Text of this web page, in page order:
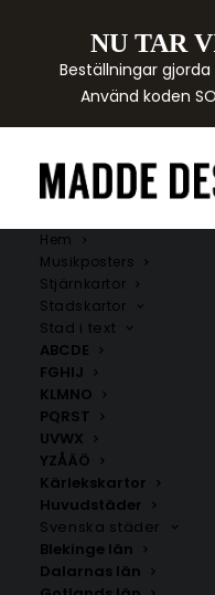
NU TAR
Beställningar
Använd koden
Hem
Musikposters
Stjärnkartor
Stadskartor
Stad i text
ABCDE
FGHIJ
KLMNO
PQRST
UVWX
YZÅÄÖ
Kärlekskartor
Huvudstäder
Svenska städer
Blekinge län
Dalarnas län